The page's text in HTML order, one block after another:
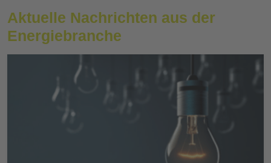
Aktuelle Nachrichten aus der
Energiebranche